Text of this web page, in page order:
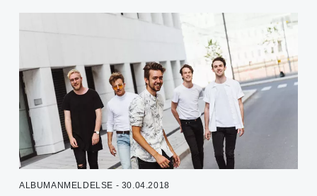
ALBUMANMELDELSE - 30.04.2018